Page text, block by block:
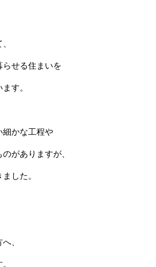
らせる住まいを
す。
細かな工程や
がありますが、
した。
、